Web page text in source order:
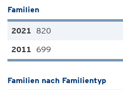
Familien
820
699
Familien nach Familientyp